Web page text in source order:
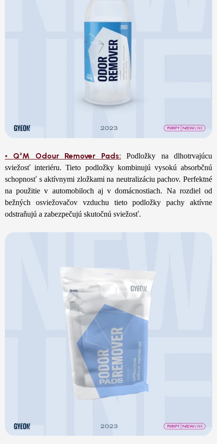
• Q²M Odour Remover Pads: Podložky na dlhotrvajúcu
sviežosť interiéru. Tieto podložky kombinujú vysokú absorbčnú
schopnosť s aktívnymi zložkami na neutralizáciu pachov. Perfektné
na použitie v automobiloch aj v domácnostiach. Na rozdiel od
bežných osviežovačov vzduchu tieto podložky pachy aktívne
odstraňujú a zabezpečujú skutočnú sviežosť.